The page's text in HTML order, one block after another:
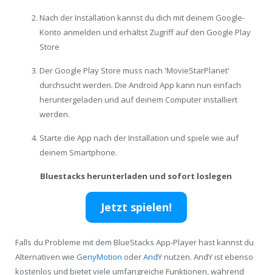
Nach der Installation kannst du dich mit deinem Google-
Konto anmelden und erhältst Zugriff auf den Google Play
Store
Der Google Play Store muss nach 'MovieStarPlanet'
durchsucht werden. Die Android App kann nun einfach
heruntergeladen und auf deinem Computer installiert
werden.
Starte die App nach der Installation und spiele wie auf
deinem Smartphone.
Bluestacks herunterladen und sofort loslegen
Jetzt spielen!
Falls du Probleme mit dem BlueStacks App-Player hast kannst du
Alternativen wie GenyMotion oderAndY nutzen. AndY ist ebenso
kostenlos und bietet viele umfangreiche Funktionen, während